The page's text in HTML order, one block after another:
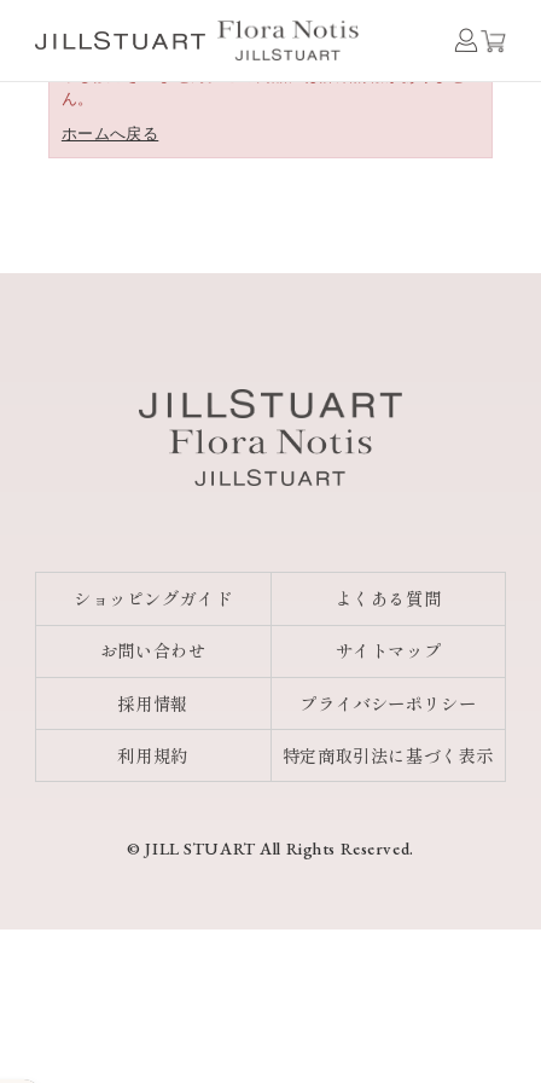
ん。
ホームへ戻る
ショッピングガイド よくある質問
お問い合わせ サイトマップ
採用情報 プライバシーポリシー
利用規約 特定商取引法に基づく表示
© JILL STUART All Rights Reserved.